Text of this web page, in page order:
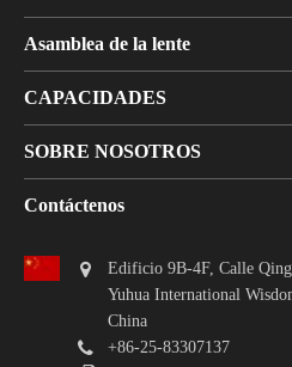
Asamblea de la lente
CAPACIDADES
SOBRE NOSOTROS
Contáctenos
Edificio 9B-4F, Calle
Yuhua International
China
+86-25-83307137